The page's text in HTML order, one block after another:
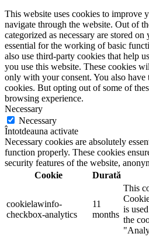
This website uses cookies to improve
navigate through the website. Out of
categorized as necessary are stored
essential for the working of basic
also use third-party cookies that help
you use this website. These cookies
only with your consent. You also
cookies. But opting out of some of
browsing experience.
Necessary
Necessary
Întotdeauna activate
Necessary cookies are absolutely
function properly. These cookies
security features of the website,
Cookie
Durată
cookielawinfo-
checkbox-analytics
11
months
This
is
the